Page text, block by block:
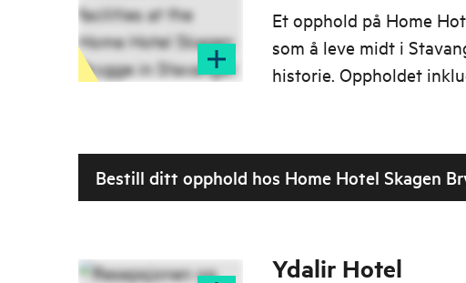
Et opphold på Home
som å leve midt i
historie. Oppholdet
Bestill ditt opphold hos Home Hotel Skagen
Ydalir Hotel